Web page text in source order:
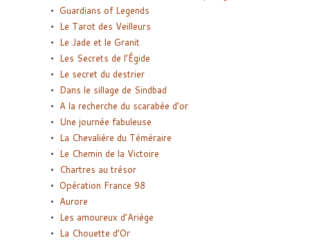
Guardians of Legends
Le Tarot des Veilleurs
Le Jade et le Granit
Les Secrets de l’Égide
Le secret du destrier
Dans le sillage de Sindbad
A la recherche du scarabée d’or
Une journée fabuleuse
La Chevalière du Téméraire
Le Chemin de la Victoire
Chartres au trésor
Opération France 98
Aurore
Les amoureux d’Ariège
La Chouette d’Or